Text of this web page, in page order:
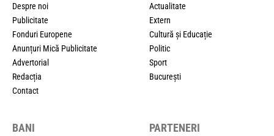
Despre noi
Publicitate
Fonduri Europene
Anunțuri Mică Publicitate
Advertorial
Redacția
Contact
Actualitate
Extern
Cultură și Educație
Politic
Sport
București
BANI PARTENERI